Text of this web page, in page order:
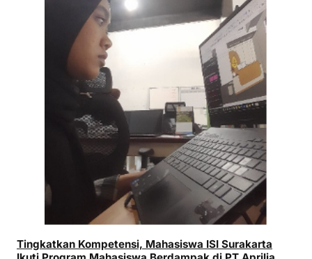
Tingkatkan Kompetensi, Mahasiswa ISI Surakarta